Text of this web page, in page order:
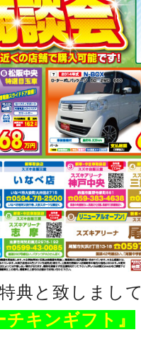
典と致しまして
チキンギフト』